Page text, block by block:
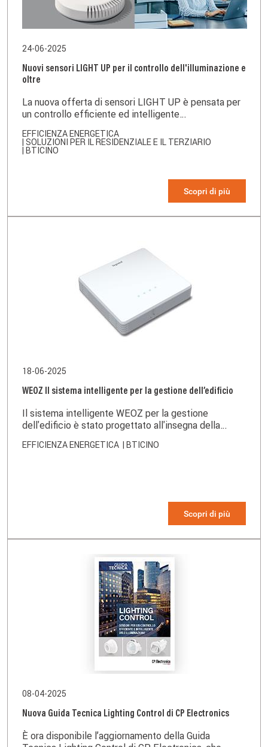
24-06-2025
Nuovi sensori LIGHT UP per il controllo dell'illuminazione e
oltre
La nuova offerta di sensori LIGHT UP è pensata per
un controllo efficiente ed intelligente
EFFICIENZA ENERGETICA
| SOLUZIONI PER IL RESIDENZIALE E IL TERZIARIO
| BTICINO
Scopri di più
18-06-2025
WEOZ Il sistema intelligente per la gestione dell’edificio
Il sistema intelligente WEOZ per la gestione
dell'edificio è stato progettato all'insegna della
dell'efficienza operativa
EFFICIENZA ENERGETICA | BTICINO
Scopri di più
08-04-2025
Nuova Guida Tecnica Lighting Control di CP Electronics
È ora disponibile l’aggiornamento della Guida